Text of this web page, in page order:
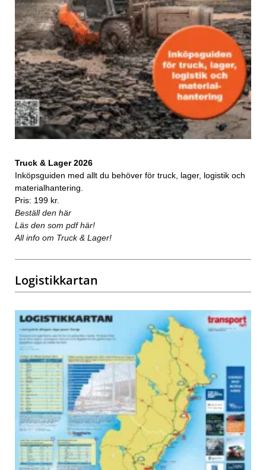
Truck & Lager 2026
Inköpsguiden med allt du behöver för truck, lager, logistik och
materialhantering.
Pris: 199 kr.
Beställ den här
Läs den som pdf här!
All info om Truck & Lager!
Logistikkartan